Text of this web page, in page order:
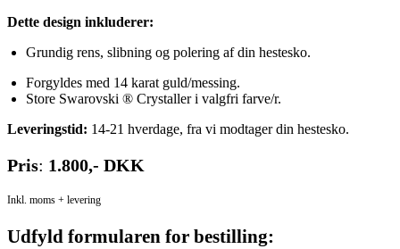
Dette design inkluderer:
Grundig rens, slibning og polering af din hestesko.
Forgyldes med 14 karat guld/messing.
Store Swarovski ® Crystaller i valgfri farve/r.
Leveringstid: 14-21 hverdage, fra vi modtager din hestesko.
Pris: 1.800,- DKK
Inkl. moms + levering
Udfyld formularen for bestilling: